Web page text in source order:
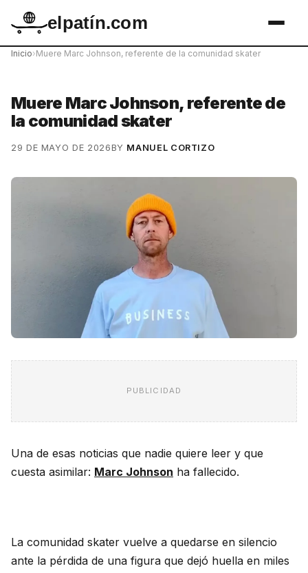
elpatín.com
Inicio›Muere Marc Johnson, referente de la comunidad skater
Muere Marc Johnson, referente de
la comunidad skater
29 DE MAYO DE 2026BY MANUEL CORTIZO
PUBLICIDAD
Una de esas noticias que nadie quiere leer y que
cuesta asimilar: Marc Johnson ha fallecido.
La comunidad skater vuelve a quedarse en silencio
ante la pérdida de una figura que dejó huella en miles